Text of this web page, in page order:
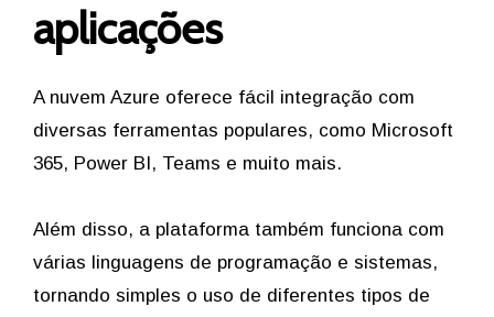
aplicações
A nuvem Azure oferece fácil integração com
diversas ferramentas populares, como Microsoft
365, Power BI, Teams e muito mais.
Além disso, a plataforma também funciona com
várias linguagens de programação e sistemas,
tornando simples o uso de diferentes tipos de